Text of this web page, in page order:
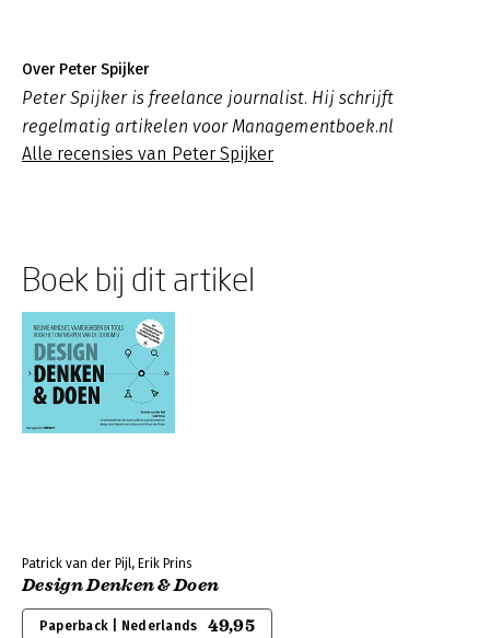
Over Peter Spijker
Peter Spijker is freelance journalist. Hij schrijft
regelmatig artikelen voor Managementboek.nl
Alle recensies van Peter Spijker
Boek bij dit artikel
Patrick van der Pijl, Erik Prins
Design Denken & Doen
Paperback | Nederlands 49,95